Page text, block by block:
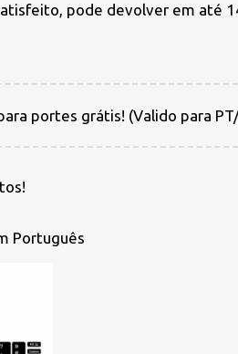
pode devolver em até
portes grátis! (Valido para
Português